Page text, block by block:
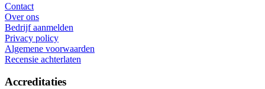
Contact
Over ons
Bedrijf aanmelden
Privacy policy
Algemene voorwaarden
Recensie achterlaten
Accreditaties